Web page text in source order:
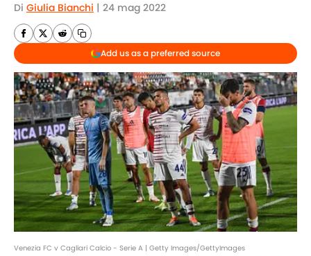
Di Giulia Bianchi | 24 mag 2022
Add us as a preferred source
Venezia FC v Cagliari Calcio - Serie A | Getty Images/GettyImages